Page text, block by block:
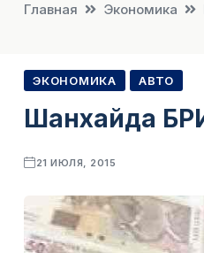
Главная Экономика
ЭКОНОМИКА АВТО
Шанхайда
21 ИЮЛЯ, 2015